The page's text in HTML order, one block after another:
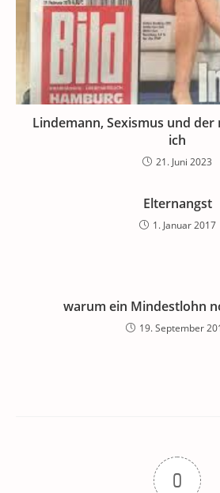
Lindemann, Sexismus und der
ich
21. Juni 2023
Elternangst
1. Januar 2017
warum ein Mindestlohn
19. September
0